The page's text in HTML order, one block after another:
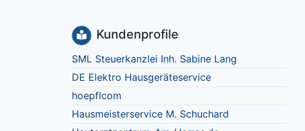
Kundenprofile
SML Steuerkanzlei Inh. Sabine Lang
DE Elektro Hausgeräteservice
hoepflcom
Hausmeisterservice M. Schuchard